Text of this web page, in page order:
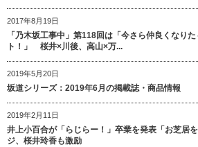
2017年8月19日
「乃木坂工事中」第118回は「今さら仲良くなり
ト！」 桜井×川後、高山×万...
2019年5月20日
坂道シリーズ：2019年6月の掲載誌・商品情報
2019年2月11日
井上小百合が「らじらー！」卒業を発表「お芝居
ジ、桜井玲香も激励